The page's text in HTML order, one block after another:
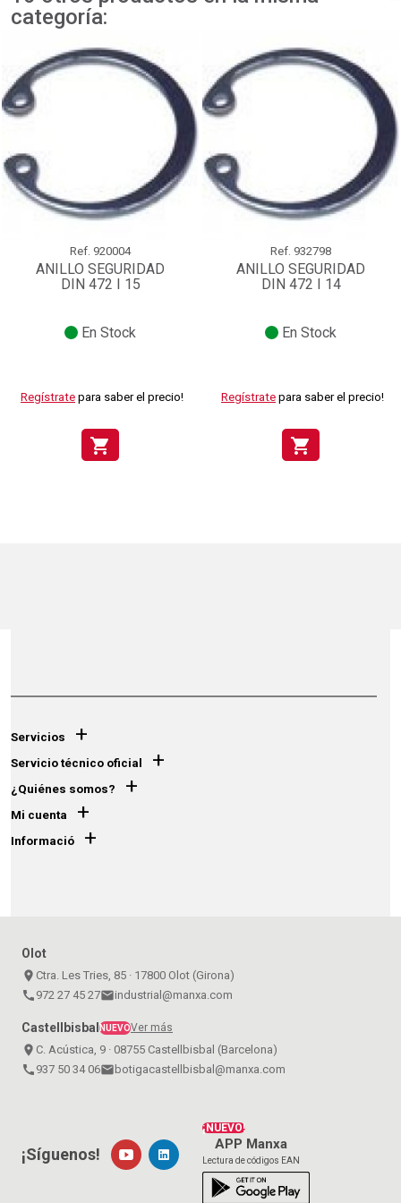
categoría:
Ref. 920004
ANILLO SEGURIDAD
DIN 472 I 15
En Stock
Regístrate para saber el precio!
shopping_cart
Ref. 932798
ANILLO SEGURIDAD
DIN 472 I 14
En Stock
Regístrate para saber el precio!
shopping_cart
Servicios +
Servicio técnico oficial +
¿Quiénes somos? +
Mi cuenta +
Informació +
Olot
place Ctra. Les Tries, 85 · 17800 Olot (Girona)
call 972 27 45 27emailindustrial@manxa.com
CastellbisbalNUEVOVer más
place C. Acústica, 9 · 08755 Castellbisbal (Barcelona)
call 937 50 34 06emailbotigacastellbisbal@manxa.com
¡NUEVO!
APP Manxa
Lectura de códigos EAN
¡Síguenos!